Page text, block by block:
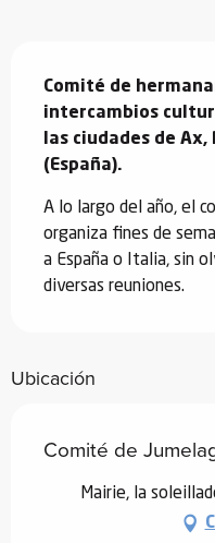
Comité de
intercambios
las ciudades de
(España).
A lo largo del año, el
organiza fines de
a España o Italia, sin
diversas reuniones.
Ubicación
Comité de
Mairie, la